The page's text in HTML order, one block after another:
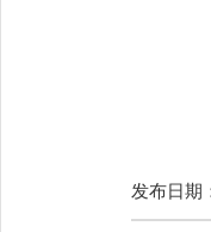
发布日期